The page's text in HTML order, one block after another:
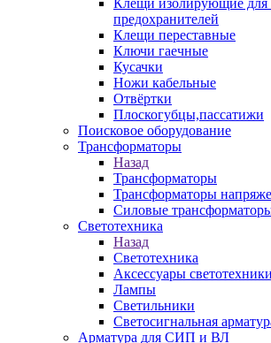
Клещи изолирующие для
предохранителей
Клещи переставные
Ключи гаечные
Кусачки
Ножи кабельные
Отвёртки
Плоскогубцы,пассатижи
Поисковое оборудование
Трансформаторы
Назад
Трансформаторы
Трансформаторы
Силовые
Светотехника
Назад
Светотехника
Аксессуары светотехники
Лампы
Светильники
Светосигнальная
Арматура для СИП и ВЛ